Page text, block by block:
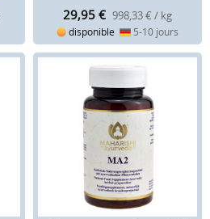
29,95 € 998,33 € / kg
disponible 5-10 jours